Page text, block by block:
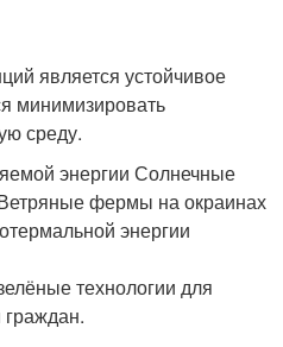
является устойчивое
минимизировать
среду.
энергии Солнечные
фермы на окраинах
энергии
технологии для